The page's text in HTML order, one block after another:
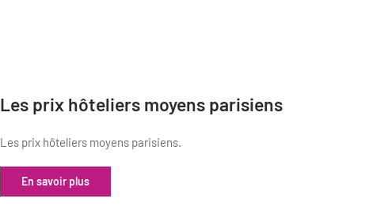
Les prix hôteliers moyens parisiens
Les prix hôteliers moyens parisiens.
En savoir plus